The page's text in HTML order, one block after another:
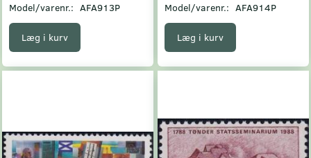
Model/varenr.: AFA913P
Læg i kurv
Model/varenr.: AFA914P
Læg i kurv